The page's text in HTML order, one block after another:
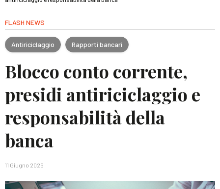
FLASH NEWS
Antiriciclaggio Rapporti bancari
Blocco conto corrente,
presidi antiriciclaggio e
responsabilità della
banca
11 Giugno 2026